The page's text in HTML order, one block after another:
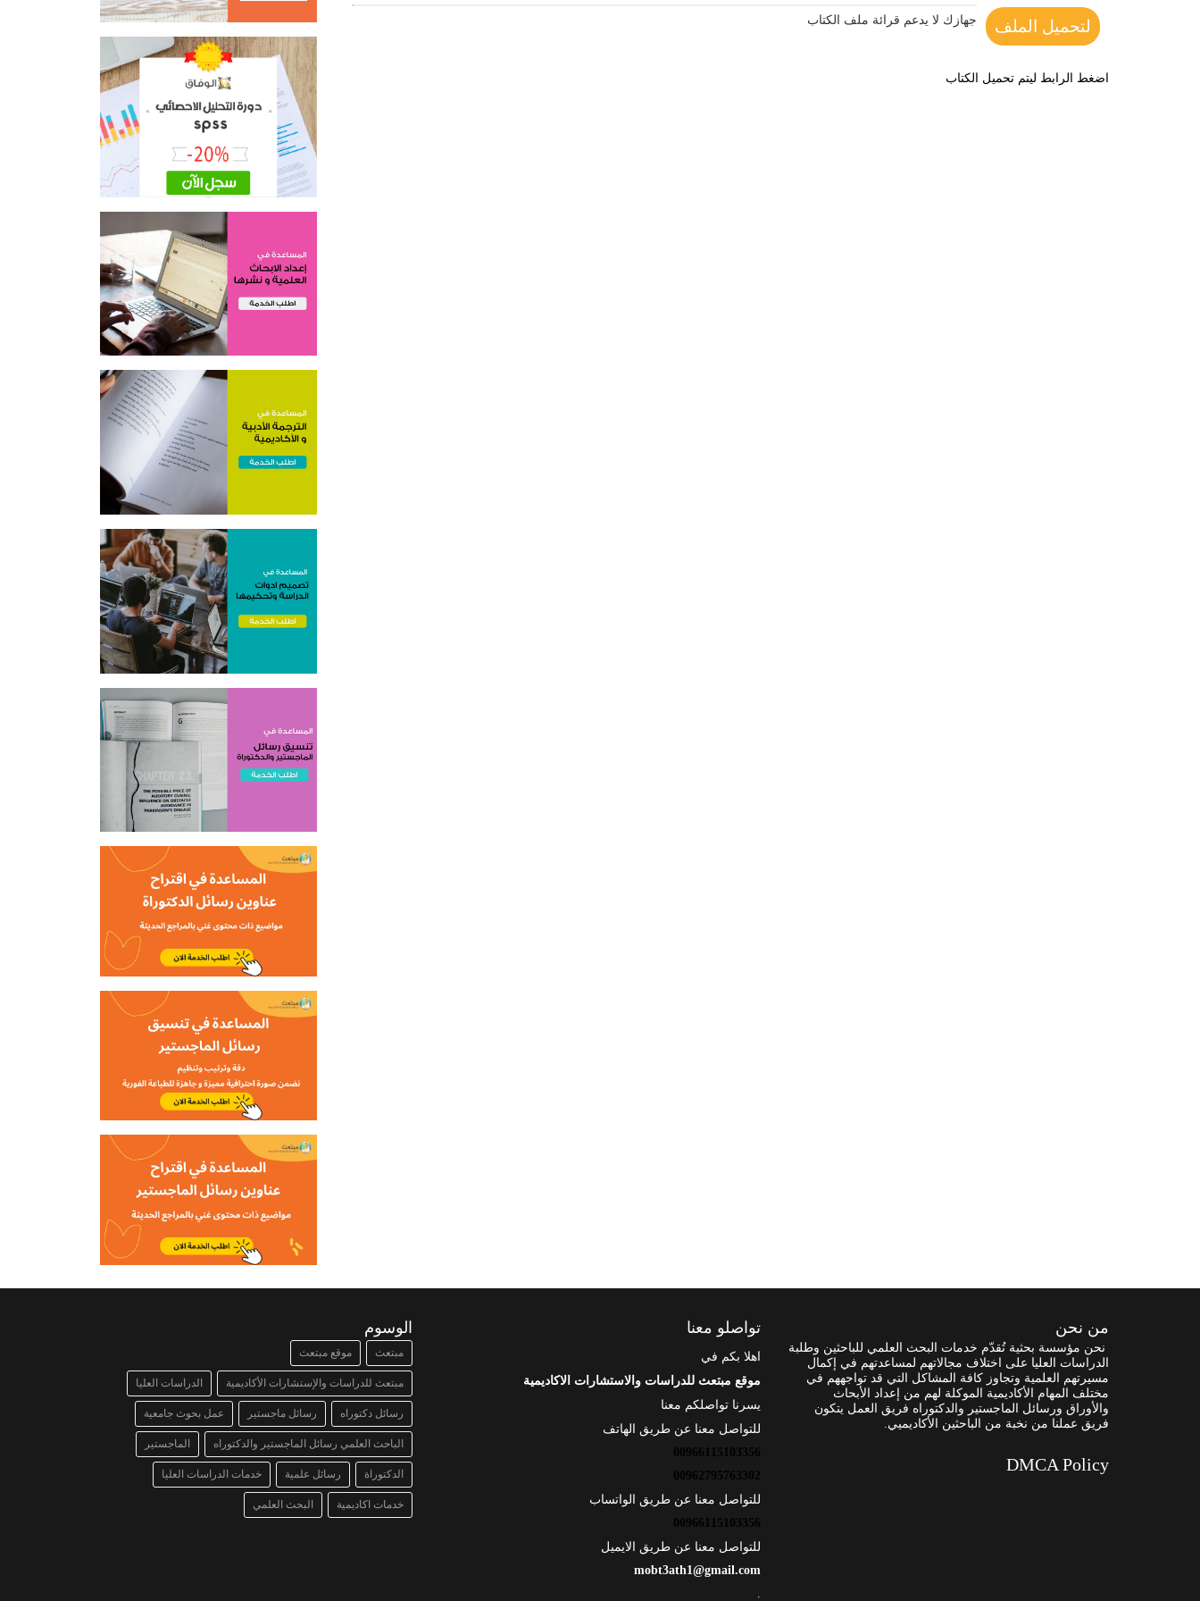
لتحميل الملف جهازك لا يدعم قرائة ملف الكتاب
اضغط الرابط ليتم تحميل الكتاب
من نحن
نحن مؤسسة بحثية تُقدّم خدمات البحث العلمي للباحثين وطلبة
الدراسات العليا على اختلاف مجالاتهم لمساعدتهم في إكمال
مسيرتهم العلمية وتجاوز كافة المشاكل التي قد تواجههم في
مختلف المهام الأكاديمية الموكلة لهم من إعداد الأبحاث
والأوراق ورسائل الماجستير والدكتوراه فريق العمل يتكون
فريق عملنا من نخبة من الباحثين الأكاديميي.
DMCA Policy
تواصلو معنا
اهلا بكم في
موقع مبتعث للدراسات والاستشارات الاكاديمية
يسرنا تواصلكم معنا
للتواصل معنا عن طريق الهاتف
00966115103356
00962795763302
للتواصل معنا عن طريق الواتساب
00966115103356
للتواصل معنا عن طريق الايميل
mobt3ath1@gmail.com
الوسوم
مبتعث موقع مبتعث
مبتعث للدراسات والإستشارات الأكاديمية الدراسات العليا
رسائل دكتوراه رسائل ماجستير عمل بحوث جامعية
الباحث العلمي رسائل الماجستير والدكتوراه الماجستير
الدكتوراة رسائل علمية خدمات الدراسات العليا
خدمات اكاديمية البحث العلمي